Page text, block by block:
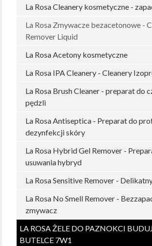
La Rosa Cleanery kosmetyczne -
La Rosa Zmywacze bezacetonowe -
Remover Liquid
La Rosa Acetony kosmetyczne
La Rosa IPA Cleanery - Cleanery
La Rosa Brush Cleaner - preparat do
pędzli
La Rosa Antiseptica - Preparat do
dezynfekcji skóry
La Rosa Hybrid Gel Remover -
usuwania hybryd
La Rosa Sensitive Remover -
La Rosa No Smell Remover -
zmywacz
LA ROSA ŻELE DO PAZNOKCI
BUTELCE 7W1